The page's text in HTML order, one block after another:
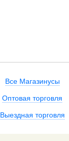
Все Магазинусы
Оптовая торговля
Выездная торговля